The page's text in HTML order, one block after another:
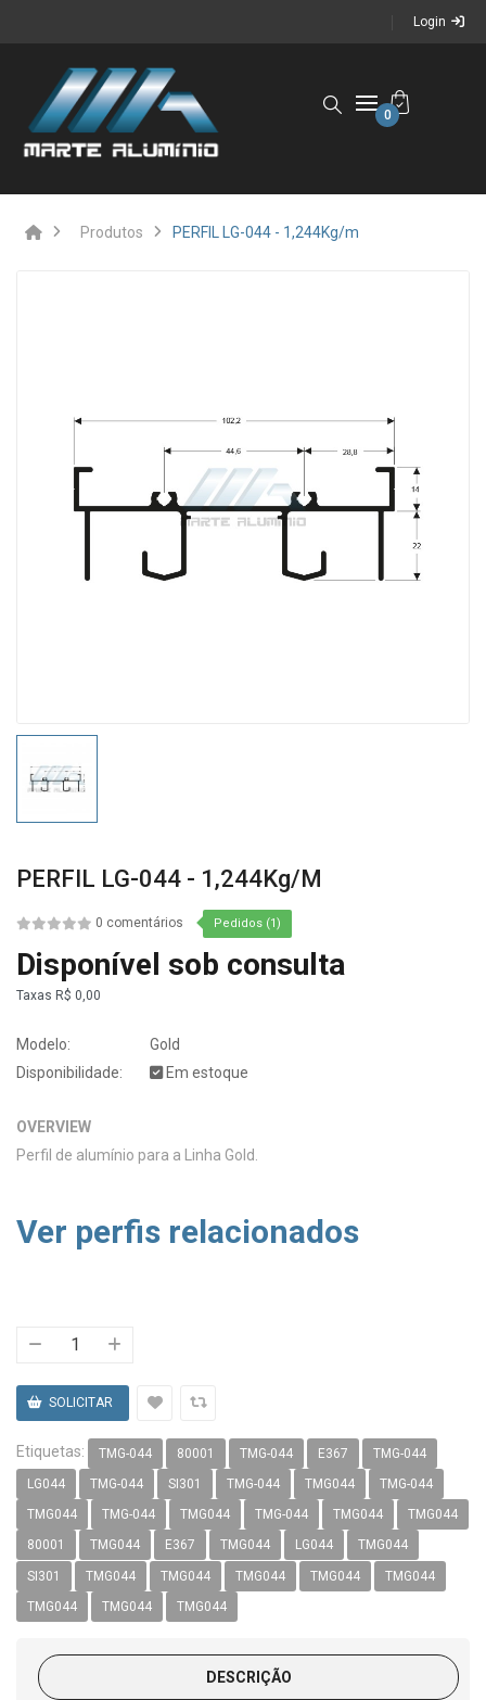
Login
0
Produtos PERFIL LG-044 - 1,244Kg/m
PERFIL LG-044 - 1,244Kg/m
0 comentários Pedidos (1)
Disponível sob consulta
Taxas R$ 0,00
Modelo:
Gold
Disponibilidade:
Em estoque
OVERVIEW
Perfil de alumínio para a Linha Gold.
Ver perfis relacionados
Etiquetas: TMG-044 80001 TMG-044 E367 TMG-044
LG044 TMG-044 SI301 TMG-044 TMG044 TMG-044
TMG044 TMG-044 TMG044 TMG-044 TMG044 TMG044
80001 TMG044 E367 TMG044 LG044 TMG044
SI301 TMG044 TMG044 TMG044 TMG044 TMG044
TMG044 TMG044 TMG044
DESCRIÇÃO